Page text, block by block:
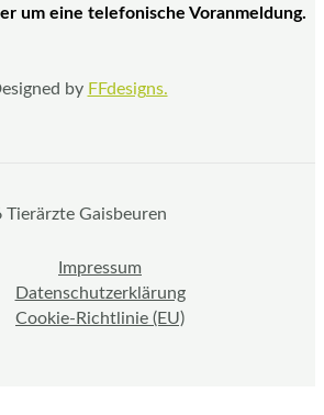
um eine telefonische Voranmeldung.
by FFdesigns.
Gaisbeuren
Impressum
Datenschutzerklärung
Cookie-Richtlinie (EU)